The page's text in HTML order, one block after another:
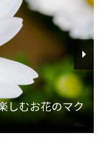
しむお花のマク